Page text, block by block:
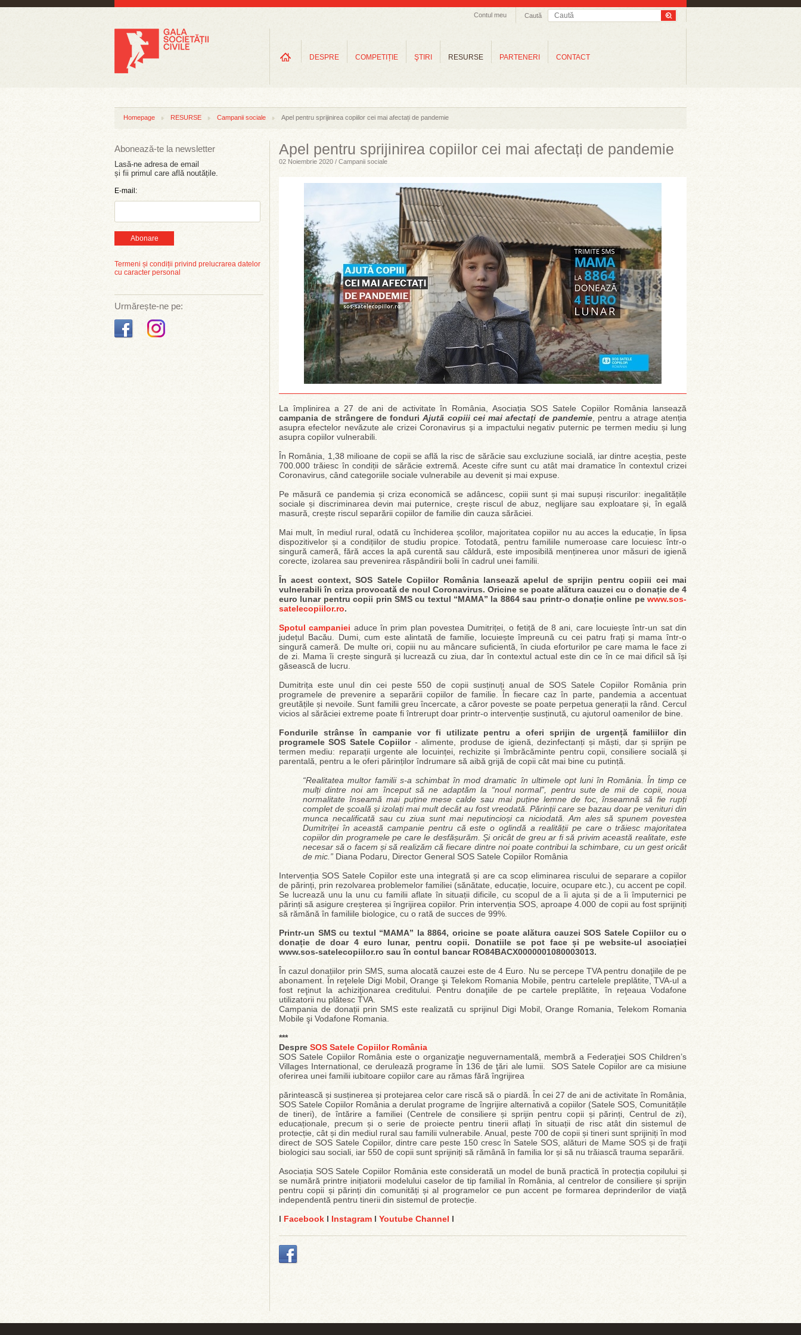
Caută
Contul meu
DESPRE COMPETIȚIE ŞTIRI RESURSE PARTENERI CONTACT
Homepage RESURSE Campanii sociale Apel pentru sprijinirea copiilor cei mai afectați de pandemie
Abonează-te la newsletter
Lasă-ne adresa de email
și fii primul care află noutățile.
E-mail:
Abonare
Termeni și condiții privind prelucrarea datelor
cu caracter personal
Urmărește-ne pe:
Apel pentru sprijinirea copiilor cei mai afectați de pandemie
02 Noiembrie 2020 / Campanii sociale
La împlinirea a 27 de ani de activitate în România, Asociația SOS Satele Copiilor România lansează
campania de strângere de fonduriAjută copiii cei mai afectați de pandemie, pentru a atrage atenția
asupra efectelor nevăzute ale crizei Coronavirus și a impactului negativ puternic pe termen mediu și lung
asupra copiilor vulnerabili.
În România, 1,38 milioane de copii se află la risc de sărăcie sau excluziune socială, iar dintre aceștia, peste
700.000 trăiesc în condiții de sărăcie extremă. Aceste cifre sunt cu atât mai dramatice în contextul crizei
Coronavirus, când categoriile sociale vulnerabile au devenit și mai expuse.
Pe măsură ce pandemia și criza economică se adâncesc, copiii sunt și mai supuși riscurilor: inegalitățile
sociale și discriminarea devin mai puternice, crește riscul de abuz, neglijare sau exploatare și, în egală
masură, crește riscul separării copiilor de familie din cauza sărăciei.
Mai mult, în mediul rural, odată cu închiderea școlilor, majoritatea copiilor nu au acces la educație, în lipsa
dispozitivelor și a condițiilor de studiu propice. Totodată, pentru familiile numeroase care locuiesc într-o
singură cameră, fără acces la apă curentă sau căldură, este imposibilă menținerea unor măsuri de igienă
corecte, izolarea sau prevenirea răspândirii bolii în cadrul unei familii.
În acest context, SOS Satele Copiilor România lansează apelul de sprijin pentru copiii cei mai
vulnerabili în criza provocată de noul Coronavirus. Oricine se poate alătura cauzei cu o donație de 4
euro lunar pentru copii prin SMS cu textul “MAMA” la 8864 sau printr-o donație online pe www.sos-
satelecopiilor.ro.
Spotul campaniei aduce în prim plan povestea Dumitriței, o fetiță de 8 ani, care locuiește într-un sat din
județul Bacău. Dumi, cum este alintată de familie, locuiește împreună cu cei patru frați și mama într-o
singură cameră. De multe ori, copiii nu au mâncare suficientă, în ciuda eforturilor pe care mama le face zi
de zi. Mama îi crește singură și lucrează cu ziua, dar în contextul actual este din ce în ce mai dificil să își
găsească de lucru.
Dumitrița este unul din cei peste 550 de copii susținuți anual de SOS Satele Copiilor România prin
programele de prevenire a separării copiilor de familie. În fiecare caz în parte, pandemia a accentuat
greutățile și nevoile. Sunt familii greu încercate, a căror poveste se poate perpetua generații la rând. Cercul
vicios al sărăciei extreme poate fi întrerupt doar printr-o intervenție susținută, cu ajutorul oamenilor de bine.
Fondurile strânse în campanie vor fi utilizate pentru a oferi sprijin de urgență familiilor din
programele SOS Satele Copiilor- alimente, produse de igienă, dezinfectanți și măști, dar și sprijin pe
termen mediu: reparații urgente ale locuinței, rechizite și îmbrăcăminte pentru copii, consiliere socială și
parentală, pentru a le oferi părinților îndrumare să aibă grijă de copii cât mai bine cu putință.
“Realitatea multor familii s-a schimbat în mod dramatic în ultimele opt luni în România. În timp ce
mulți dintre noi am început să ne adaptăm la “noul normal”, pentru sute de mii de copii, noua
normalitate înseamă mai puține mese calde sau mai puține lemne de foc, înseamnă să fie rupți
complet de școală și izolați mai mult decât au fost vreodată. Părinții care se bazau doar pe venituri din
munca necalificată sau cu ziua sunt mai neputincioși ca niciodată. Am ales să spunem povestea
Dumitriței în această campanie pentru că este o oglindă a realității pe care o trăiesc majoritatea
copiilor din programele pe care le desfășurăm. Și oricât de greu ar fi să privim această realitate, este
necesar să o facem și să realizăm că fiecare dintre noi poate contribui la schimbare, cu un gest oricât
de mic.” Diana Podaru, Director General SOS Satele Copiilor România
Intervenția SOS Satele Copiilor este una integrată și are ca scop eliminarea riscului de separare a copiilor
de părinți, prin rezolvarea problemelor familiei (sănătate, educație, locuire, ocupare etc.), cu accent pe copil.
Se lucrează unu la unu cu familii aflate în situații dificile, cu scopul de a îi ajuta și de a îi împuternici pe
părinți să asigure creșterea și îngrijirea copiilor. Prin intervenția SOS, aproape 4.000 de copii au fost sprijiniți
să rămănă în familiile biologice, cu o rată de succes de 99%.
Printr-un SMS cu textul “MAMA” la 8864, oricine se poate alătura cauzei SOS Satele Copiilor cu o
donație de doar 4 euro lunar, pentru copii. Donatiile se pot face și pe website-ul asociației
www.sos-satelecopiilor.ro sau în contul bancar RO84BACX0000001080003013.
În cazul donațiilor prin SMS, suma alocată cauzei este de 4 Euro. Nu se percepe TVA pentru donaţiile de pe
abonament. În reţelele Digi Mobil, Orange şi Telekom Romania Mobile, pentru cartelele preplătite, TVA-ul a
fost reţinut la achiziţionarea creditului. Pentru donaţiile de pe cartele preplătite, în reţeaua Vodafone
utilizatorii nu plătesc TVA.
Campania de donații prin SMS este realizată cu sprijinul Digi Mobil, Orange Romania, Telekom Romania
Mobile şi Vodafone Romania.
***
Despre SOS Satele Copiilor România
SOS Satele Copiilor România este o organizaţie neguvernamentală, membră a Federaţiei SOS Children’s
Villages International, ce derulează programe în 136 de ţări ale lumii. SOS Satele Copiilor are ca misiune
oferirea unei familii iubitoare copiilor care au rămas fără îngrijirea
părintească și susținerea și protejarea celor care riscă să o piardă. În cei 27 de ani de activitate în România,
SOS Satele Copiilor România a derulat programe de îngrijire alternativă a copiilor (Satele SOS, Comunitățile
de tineri), de întărire a familiei (Centrele de consiliere și sprijin pentru copii și părinți, Centrul de zi),
educaționale, precum și o serie de proiecte pentru tinerii aflați în situații de risc atât din sistemul de
protecție, cât și din mediul rural sau familii vulnerabile. Anual, peste 700 de copii și tineri sunt sprijiniți în mod
direct de SOS Satele Copiilor, dintre care peste 150 cresc în Satele SOS, alături de Mame SOS și de fraţii
biologici sau sociali, iar 550 de copii sunt sprijiniți să rămână în familia lor și să nu trăiască trauma separării.
Asociația SOS Satele Copiilor România este considerată un model de bună practică în protecția copilului și
se numără printre inițiatorii modelului caselor de tip familial în România, al centrelor de consiliere și sprijin
pentru copii și părinți din comunități și al programelor ce pun accent pe formarea deprinderilor de viață
independentă pentru tinerii din sistemul de protecție.
l Facebook l Instagram l Youtube Channel l